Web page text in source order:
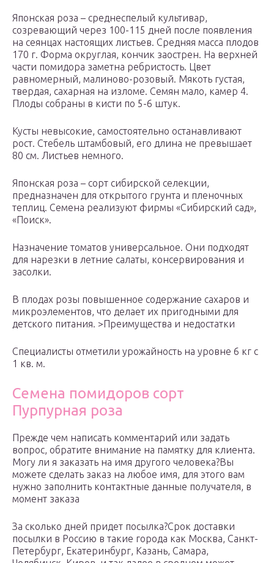
Японская роза – среднеспелый культивар,
созревающий через 100-115 дней после появления
на сеянцах настоящих листьев. Средняя масса плодов
170 г. Форма округлая, кончик заострен. На верхней
части помидора заметна ребристость. Цвет
равномерный, малиново-розовый. Мякоть густая,
твердая, сахарная на изломе. Семян мало, камер 4.
Плоды собраны в кисти по 5-6 штук.
Кусты невысокие, самостоятельно останавливают
рост. Стебель штамбовый, его длина не превышает
80 см. Листьев немного.
Японская роза – сорт сибирской селекции,
предназначен для открытого грунта и пленочных
теплиц. Семена реализуют фирмы «Сибирский сад»,
«Поиск».
Назначение томатов универсальное. Они подходят
для нарезки в летние салаты, консервирования и
засолки.
В плодах розы повышенное содержание сахаров и
микроэлементов, что делает их пригодными для
детского питания. >Преимущества и недостатки
Специалисты отметили урожайность на уровне 6 кг с
1 кв. м.
Семена помидоров сорт
Пурпурная роза
Прежде чем написать комментарий или задать
вопрос, обратите внимание на памятку для клиента.
Могу ли я заказать на имя другого человека?Вы
можете сделать заказ на любое имя, для этого вам
нужно заполнить контактные данные получателя, в
момент заказа
За сколько дней придет посылка?Срок доставки
посылки в Россию в такие города как Москва, Санкт-
Петербург, Екатеринбург, Казань, Самара,